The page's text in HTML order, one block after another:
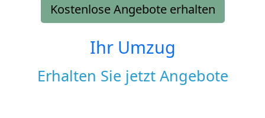
Kostenlose Angebote erhalten
Ihr Umzug
Erhalten Sie jetzt Angebote